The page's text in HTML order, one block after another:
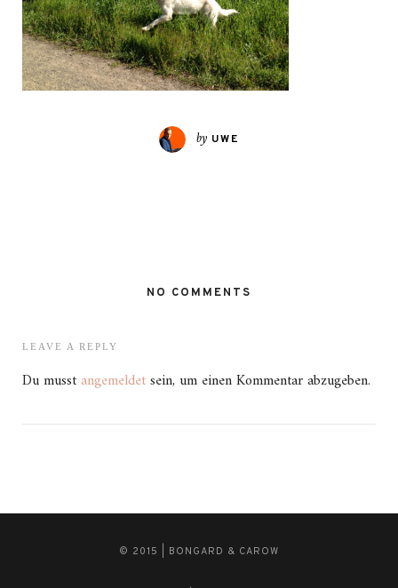
by UWE
NO COMMENTS
LEAVE A REPLY
Du musst angemeldetsein, um einen Kommentar abzugeben.
© 2015 | BONGARD & CAROW